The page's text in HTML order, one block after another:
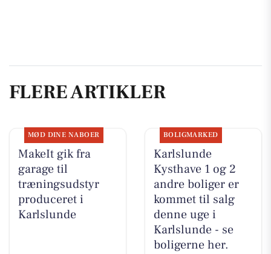
FLERE ARTIKLER
MØD DINE NABOER
MakeIt gik fra
garage til
træningsudstyr
produceret i
Karlslunde
BOLIGMARKED
Karlslunde
Kysthave 1 og 2
andre boliger er
kommet til salg
denne uge i
Karlslunde - se
boligerne her.